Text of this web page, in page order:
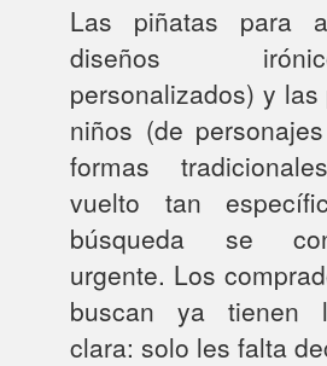
Las piñatas para
diseños
personalizados) y
niños (de
formas
vuelto tan
búsqueda se
urgente. Los
buscan ya tienen
clara: solo les falta